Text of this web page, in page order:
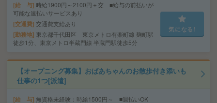
給 与 時給1900円～2100円＋交 ■給与の前払いが
可能な速払いサービスあり
交通費 交通費支給あり
勤務地 東京都千代田区 東京メトロ有楽町線 麹町駅
徒歩1分、東京メトロ半蔵門線 半蔵門駅徒歩5分
気になる!
【オープニング募集】おばあちゃんのお散歩付き添いも
仕事の1つ[派遣]
給 与 無資格未経験：時給1500円～ ■週払いOK